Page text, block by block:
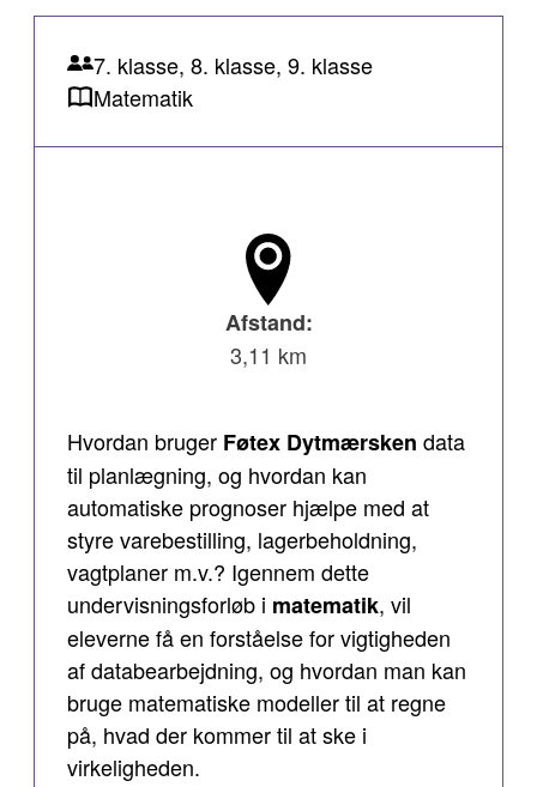
7. klasse, 8. klasse, 9. klasse
Matematik
Afstand:
3,11 km
Hvordan bruger Føtex Dytmærsken data
til planlægning, og hvordan kan
automatiske prognoser hjælpe med at
styre varebestilling, lagerbeholdning,
vagtplaner m.v.? Igennem dette
undervisningsforløb i matematik, vil
eleverne få en forståelse for vigtigheden
af databearbejdning, og hvordan man kan
bruge matematiske modeller til at regne
på, hvad der kommer til at ske i
virkeligheden.